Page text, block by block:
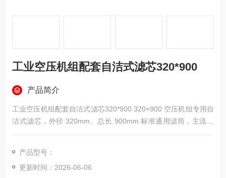
工业空压机组配套自洁式滤芯320*900
产品简介
工业空压机组配套自洁式滤芯320*900 320×900 空压机组专用自
洁式滤芯，外径 320mm、总长 900mm 标准通用滤筒，主流六
耳卡盘快拆结构，滤材可选 HV 木浆纤维、聚酯、PTFE 纳米覆
面积 16～18㎡、过滤精度 5μm，适配 0.4～0.6MPa 脉冲反吹自
洁工况。
产品型号：
更新时间：2026-06-06